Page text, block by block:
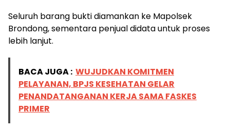
Seluruh barang bukti diamankan ke Mapolsek
Brondong, sementara penjual didata untuk proses
lebih lanjut.
BACA JUGA : WUJUDKAN KOMITMEN
PELAYANAN, BPJS KESEHATAN GELAR
PENANDATANGANAN KERJA SAMA FASKES
PRIMER